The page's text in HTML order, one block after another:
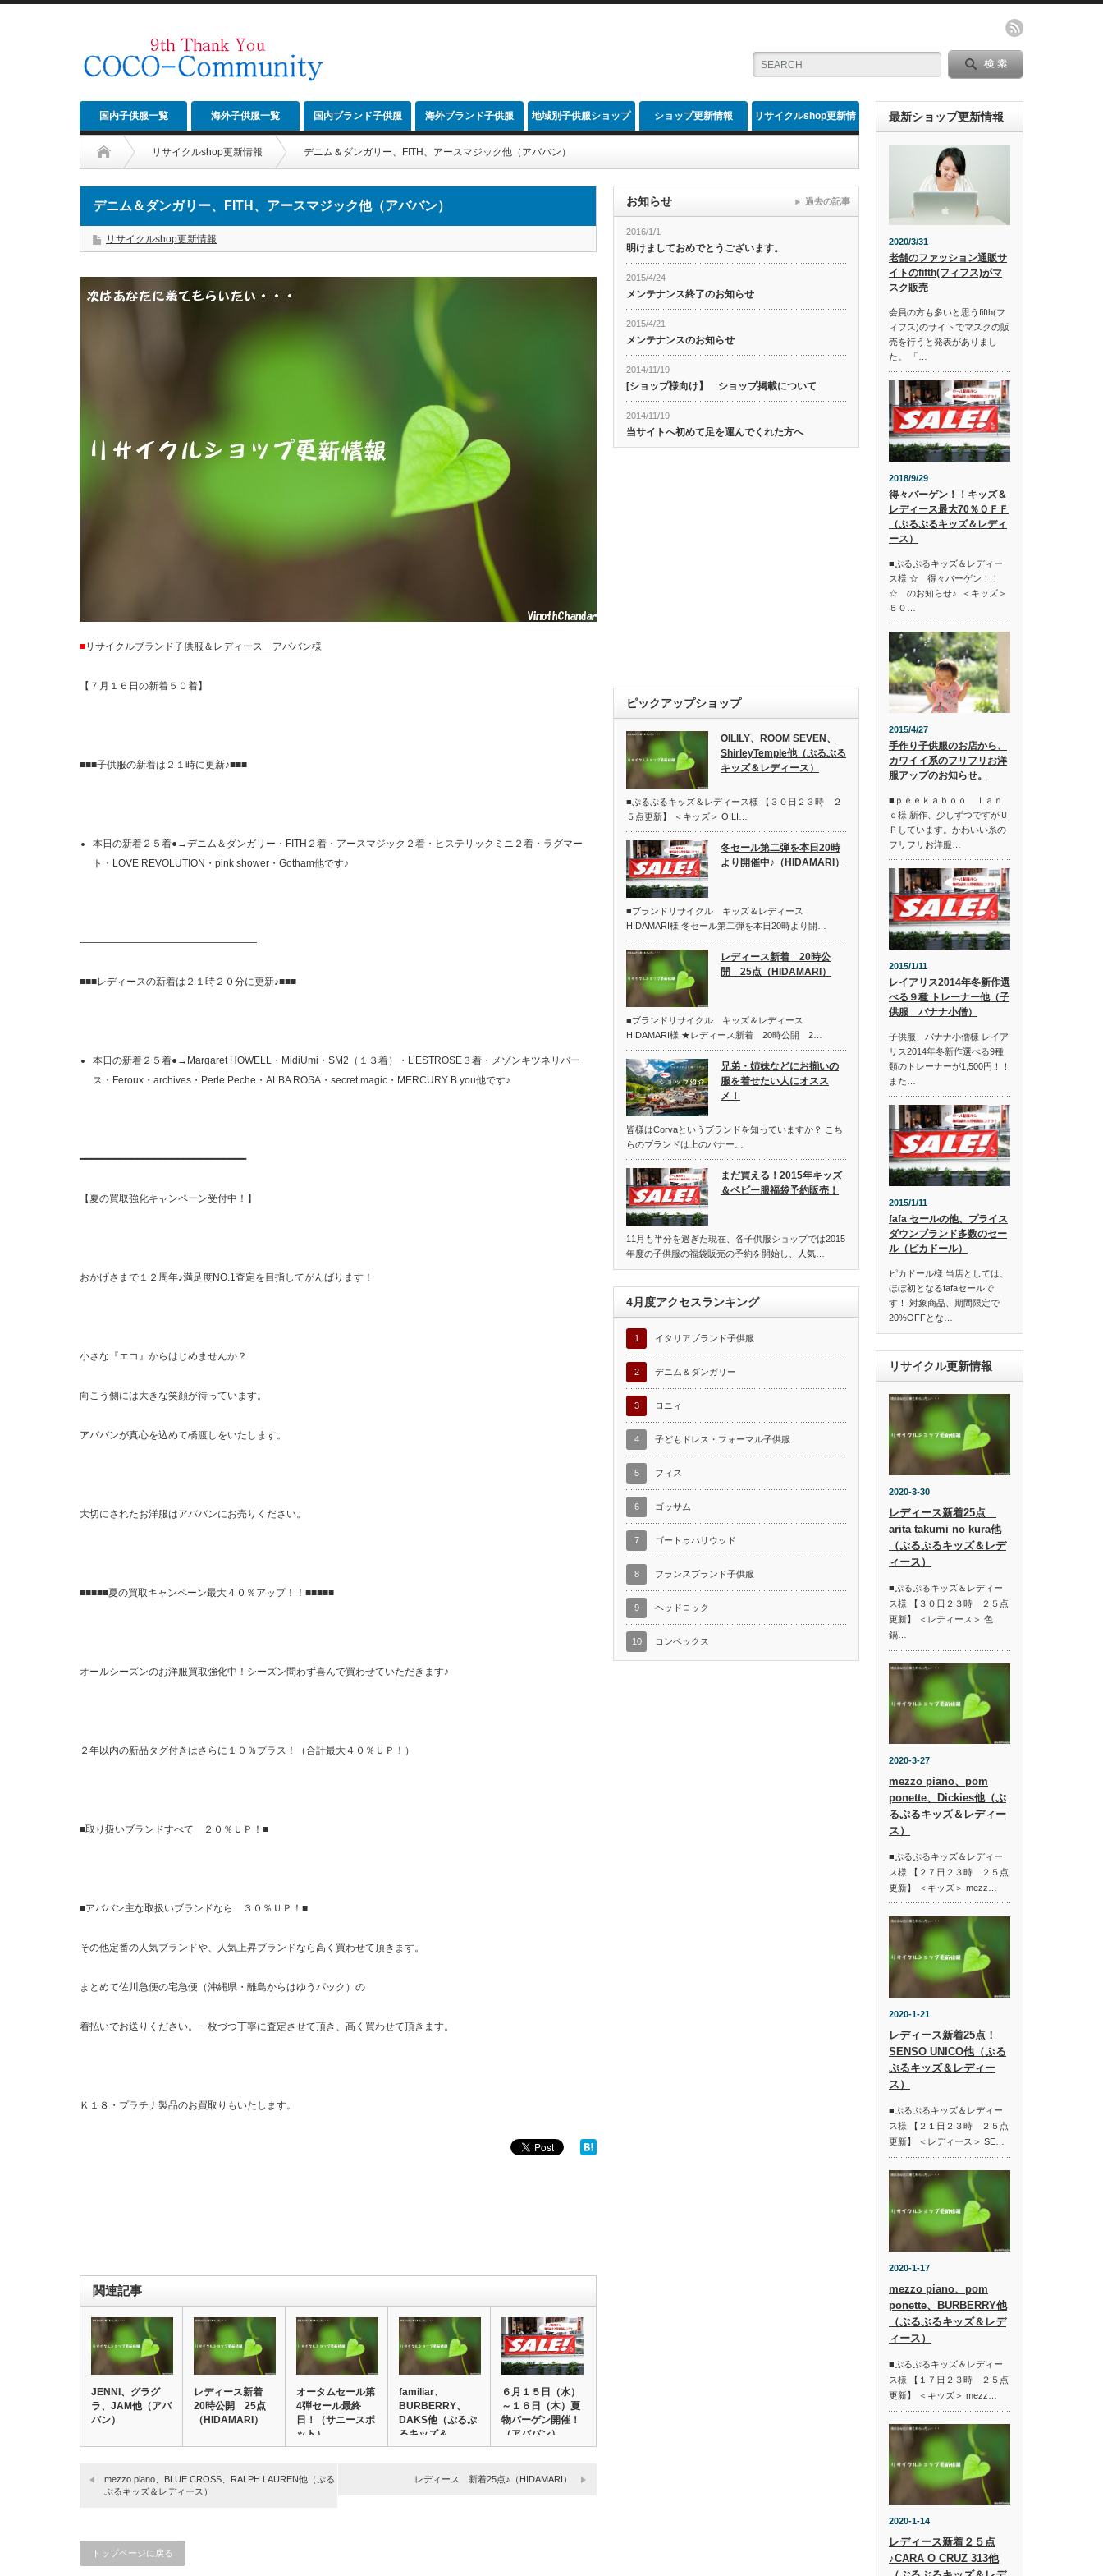
国内子供服一覧 海外子供服一覧 国内ブランド子供服 海外ブランド子供服 地域別子供服ショップ ショップ更新情報 リサイクルshop更新情
リサイクルshop更新情報 デニム＆ダンガリー、FITH、アースマジック他（アババン）
デニム＆ダンガリー、FITH、アースマジック他（アババン）
リサイクルshop更新情報
■リサイクルブランド子供服＆レディース アババン様
【７月１６日の新着５０着】
■■■子供服の新着は２１時に更新♪■■■
本日の新着２５着●→デニム＆ダンガリー・FITH２着・アースマジック２着・ヒステリックミニ２着・ラグマー
ト・LOVE REVOLUTION・pink shower・Gotham他です♪
——————————————————
■■■レディースの新着は２１時２０分に更新♪■■■
本日の新着２５着●→Margaret HOWELL・MidiUmi・SM2（１３着）・L’ESTROSE３着・メゾンキツネリバー
ス・Feroux・archives・Perle Peche・ALBA ROSA・secret magic・MERCURY B you他です♪
━━━━━━━━━━━━━━━━━━━━━━━━━━━━━
【夏の買取強化キャンペーン受付中！】
おかげさまで１２周年♪満足度NO.1査定を目指してがんばります！
小さな『エコ』からはじめませんか？
向こう側には大きな笑顔が待っています。
アババンが真心を込めて橋渡しをいたします。
大切にされたお洋服はアババンにお売りください。
■■■■■夏の買取キャンペーン最大４０％アップ！！■■■■■
オールシーズンのお洋服買取強化中！シーズン問わず喜んで買わせていただきます♪
２年以内の新品タグ付きはさらに１０％プラス！（合計最大４０％ＵＰ！）
■取り扱いブランドすべて ２０％ＵＰ！■
■アババン主な取扱いブランドなら ３０％ＵＰ！■
その他定番の人気ブランドや、人気上昇ブランドなら高く買わせて頂きます。
まとめて佐川急便の宅急便（沖縄県・離島からはゆうパック）の
着払いでお送りください。一枚づつ丁寧に査定させて頂き、高く買わせて頂きます。
Ｋ１８・プラチナ製品のお買取りもいたします。
関連記事
JENNI、グラグ
ラ、JAM他（アバ
バン）
レディース新着
20時公開 25点
（HIDAMARI）
オータムセール第
4弾セール最終
日！（サニースポ
ット）
familiar、
BURBERRY、
DAKS他（ぷるぷ
るキッズ＆…
６月１５日（水）
～１６日（木）夏
物バーゲン開催！
（アババン）
mezzo piano、BLUE CROSS、RALPH LAUREN他（ぷる
ぷるキッズ＆レディース）
レディース 新着25点♪（HIDAMARI）
トップページに戻る
お知らせ
2016/1/1
明けましておめでとうございます。
2015/4/24
メンテナンス終了のお知らせ
2015/4/21
メンテナンスのお知らせ
2014/11/19
[ショップ様向け】 ショップ掲載について
2014/11/19
当サイトへ初めて足を運んでくれた方へ
過去の記事
ピックアップショップ
OILILY、ROOM SEVEN、
ShirleyTemple他（ぷるぷる
キッズ＆レディース）
■ぷるぷるキッズ＆レディース様 【３０日２３時 ２
５点更新】 ＜キッズ＞ OILI…
冬セール第二弾を本日20時
より開催中♪（HIDAMARI）
■ブランドリサイクル キッズ＆レディース
HIDAMARI様 冬セール第二弾を本日20時より開…
レディース新着 20時公
開 25点（HIDAMARI）
■ブランドリサイクル キッズ＆レディース
HIDAMARI様 ★レディース新着 20時公開 2…
兄弟・姉妹などにお揃いの
服を着せたい人にオスス
メ！
皆様はCorvaというブランドを知っていますか？ こち
らのブランドは上のバナー…
まだ買える！2015年キッズ
＆ベビー服福袋予約販売！
11月も半分を過ぎた現在、各子供服ショップでは2015
年度の子供服の福袋販売の予約を開始し、人気…
4月度アクセスランキング
1 イタリアブランド子供服
2 デニム＆ダンガリー
3 ロニィ
4 子どもドレス・フォーマル子供服
5 フィス
6 ゴッサム
7 ゴートゥハリウッド
8 フランスブランド子供服
9 ヘッドロック
10 コンベックス
最新ショップ更新情報
2020/3/31
老舗のファッション通販サ
イトのfifth(フィフス)がマ
スク販売
会員の方も多いと思うfifth(フ
ィフス)のサイトでマスクの販
売を行うと発表がありまし
た。 「…
2018/9/29
得々バーゲン！！キッズ＆
レディース最大70％ＯＦＦ
（ぷるぷるキッズ＆レディ
ース）
■ぷるぷるキッズ＆レディー
ス様 ☆ 得々バーゲン！！
☆ のお知らせ♪ ＜キッズ＞
５０…
2015/4/27
手作り子供服のお店から、
カワイイ系のフリフリお洋
服アップのお知らせ。
■ｐｅｅｋａｂｏｏ ｌａｎ
ｄ様 新作、少しずつですがＵ
Ｐしています。かわいい系の
フリフリお洋服…
2015/1/11
レイアリス2014年冬新作選
べる９種 トレーナー他（子
供服 バナナ小僧）
子供服 バナナ小僧様 レイア
リス2014年冬新作選べる9種
類のトレーナーが1,500円！！
また…
2015/1/11
fafa セールの他、プライス
ダウンブランド多数のセー
ル（ピカドール）
ピカドール様 当店としては、
ほぼ初となるfafaセールで
す！ 対象商品、期間限定で
20%OFFとな…
リサイクル更新情報
2020-3-30
レディース新着25点
arita takumi no kura他
（ぷるぷるキッズ＆レデ
ィース）
■ぷるぷるキッズ＆レディー
ス様 【３０日２３時 ２５点
更新】 ＜レディース＞ 色
鍋…
2020-3-27
mezzo piano、pom
ponette、Dickies他（ぷ
るぷるキッズ＆レディー
ス）
■ぷるぷるキッズ＆レディー
ス様 【２７日２３時 ２５点
更新】 ＜キッズ＞ mezz…
2020-1-21
レディース新着25点！
SENSO UNICO他（ぷる
ぷるキッズ＆レディー
ス）
■ぷるぷるキッズ＆レディー
ス様 【２１日２３時 ２５点
更新】 ＜レディース＞ SE…
2020-1-17
mezzo piano、pom
ponette、BURBERRY他
（ぷるぷるキッズ＆レデ
ィース）
■ぷるぷるキッズ＆レディー
ス様 【１７日２３時 ２５点
更新】 ＜キッズ＞ mezz…
2020-1-14
レディース新着２５点
♪CARA O CRUZ 313他